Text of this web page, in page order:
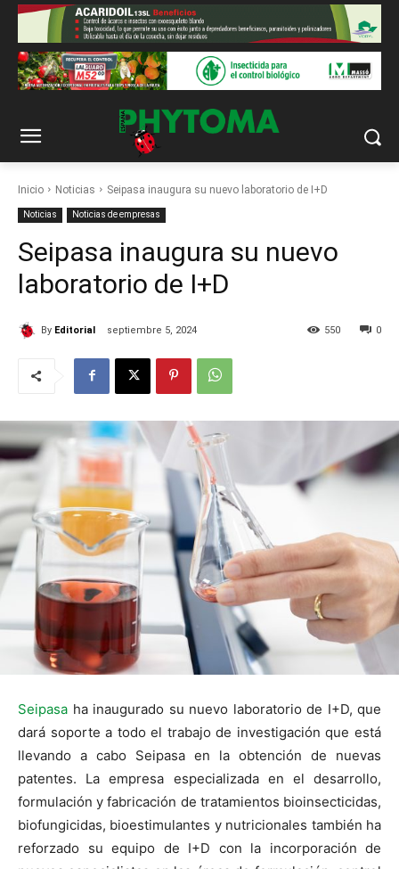
Inicio Noticias Seipasa inaugura su nuevo laboratorio de I+D
Noticias Noticias de empresas
Seipasa inaugura su nuevo
laboratorio de I+D
By Editorial septiembre 5, 2024 0
550
Seipasa ha inaugurado su nuevo laboratorio de I+D, que
dará soporte a todo el trabajo de investigación que está
llevando a cabo Seipasa en la obtención de nuevas
patentes. La empresa especializada en el desarrollo,
formulación y fabricación de tratamientos bioinsecticidas,
biofungicidas, bioestimulantes y nutricionales también ha
reforzado su equipo de I+D con la incorporación de